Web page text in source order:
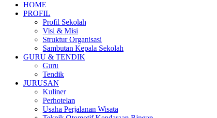
HOME
PROFIL
Profil Sekolah
Visi & Misi
Struktur Organisasi
Sambutan Kepala Sekolah
GURU & TENDIK
Guru
Tendik
JURUSAN
Kuliner
Perhotelan
Usaha Perjalanan Wisata